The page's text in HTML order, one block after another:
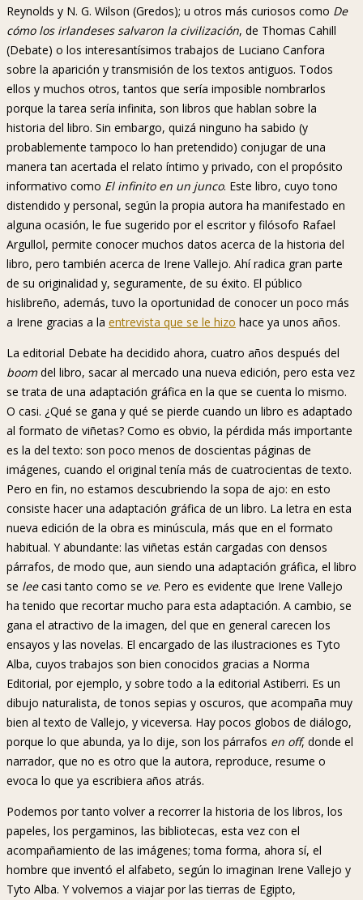
Reynolds y N. G. Wilson (Gredos); u otros más curiosos como De
cómo los irlandeses salvaron la civilización, de Thomas Cahill
(Debate) o los interesantísimos trabajos de Luciano Canfora
sobre la aparición y transmisión de los textos antiguos. Todos
ellos y muchos otros, tantos que sería imposible nombrarlos
porque la tarea sería infinita, son libros que hablan sobre la
historia del libro. Sin embargo, quizá ninguno ha sabido (y
probablemente tampoco lo han pretendido) conjugar de una
manera tan acertada el relato íntimo y privado, con el propósito
informativo como El infinito en un junco. Este libro, cuyo tono
distendido y personal, según la propia autora ha manifestado en
alguna ocasión, le fue sugerido por el escritor y filósofo Rafael
Argullol, permite conocer muchos datos acerca de la historia del
libro, pero también acerca de Irene Vallejo. Ahí radica gran parte
de su originalidad y, seguramente, de su éxito. El público
hislibreño, además, tuvo la oportunidad de conocer un poco más
a Irene gracias a la entrevista que se le hizo hace ya unos años.
La editorial Debate ha decidido ahora, cuatro años después del
boomdel libro, sacar al mercado una nueva edición, pero esta vez
se trata de una adaptación gráfica en la que se cuenta lo mismo.
O casi. ¿Qué se gana y qué se pierde cuando un libro es adaptado
al formato de viñetas? Como es obvio, la pérdida más importante
es la del texto: son poco menos de doscientas páginas de
imágenes, cuando el original tenía más de cuatrocientas de texto.
Pero en fin, no estamos descubriendo la sopa de ajo: en esto
consiste hacer una adaptación gráfica de un libro. La letra en esta
nueva edición de la obra es minúscula, más que en el formato
habitual. Y abundante: las viñetas están cargadas con densos
párrafos, de modo que, aun siendo una adaptación gráfica, el libro
se leecasi tanto como se ve. Pero es evidente que Irene Vallejo
ha tenido que recortar mucho para esta adaptación. A cambio, se
gana el atractivo de la imagen, del que en general carecen los
ensayos y las novelas. El encargado de las ilustraciones es Tyto
Alba, cuyos trabajos son bien conocidos gracias a Norma
Editorial, por ejemplo, y sobre todo a la editorial Astiberri. Es un
dibujo naturalista, de tonos sepias y oscuros, que acompaña muy
bien al texto de Vallejo, y viceversa. Hay pocos globos de diálogo,
porque lo que abunda, ya lo dije, son los párrafos en off, donde el
narrador, que no es otro que la autora, reproduce, resume o
evoca lo que ya escribiera años atrás.
Podemos por tanto volver a recorrer la historia de los libros, los
papeles, los pergaminos, las bibliotecas, esta vez con el
acompañamiento de las imágenes; toma forma, ahora sí, el
hombre que inventó el alfabeto, según lo imaginan Irene Vallejo y
Tyto Alba. Y volvemos a viajar por las tierras de Egipto,